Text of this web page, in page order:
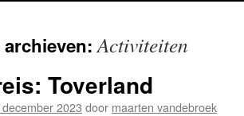
archieven:Activiteiten
Toverland
2023 door maarten vandebroek